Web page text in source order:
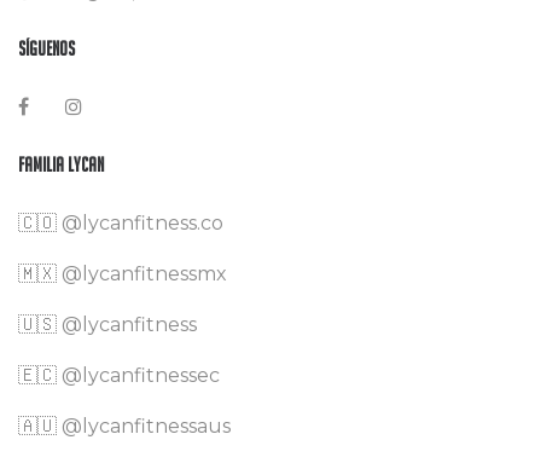
Síguenos
Familia Lycan
🇨🇴 @lycanfitness.co
🇲🇽 @lycanfitnessmx
🇺🇸 @lycanfitness
🇪🇨 @lycanfitnessec
🇦🇺 @lycanfitnessaus